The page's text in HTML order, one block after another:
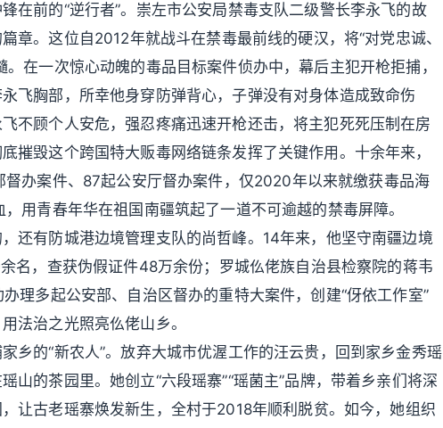
在前的“逆行者”。崇左市公安局禁毒支队二级警长李永飞的故
章。这位自2012年就战斗在禁毒最前线的硬汉，将“对党忠诚、
。在一次惊心动魄的毒品目标案件侦办中，幕后主犯开枪拒捕，
飞胸部，所幸他身穿防弹背心，子弹没有对身体造成致命伤
不顾个人安危，强忍疼痛迅速开枪还击，将主犯死死压制在房
摧毁这个跨国特大贩毒网络链条发挥了关键作用。十余年来，
办案件、87起公安厅督办案件，仅2020年以来就缴获毒品海
用青春年华在祖国南疆筑起了一道不可逾越的禁毒屏障。
还有防城港边境管理支队的尚哲峰。14年来，他坚守南疆边境
名，查获伪假证件48万余份；罗城仫佬族自治县检察院的蒋韦
理多起公安部、自治区督办的重特大案件，创建“伢依工作室”
法治之光照亮仫佬山乡。
乡的“新农人”。放弃大城市优渥工作的汪云贵，回到家乡金秀瑶
山的茶园里。她创立“六段瑶寨”“瑶菌主”品牌，带着乡亲们将深
让古老瑶寨焕发新生，全村于2018年顺利脱贫。如今，她组织